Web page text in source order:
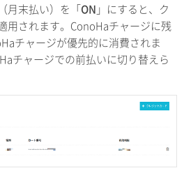
月末払い）を「ON 」にすると、ク
用されます。ConoHaチャージに残
チャージが優先的に消費されま
チャージでの前払いに切り替えら